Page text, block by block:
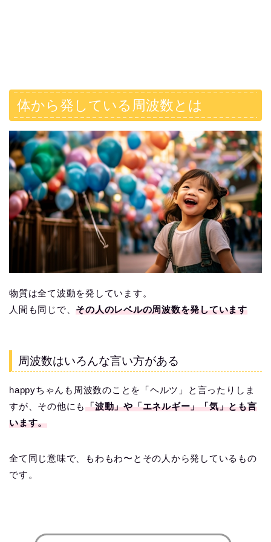
体から発している周波数とは
物質は全て波動を発しています。
人間も同じで、その人のレベルの周波数を発しています
周波数はいろんな言い方がある
happyちゃんも周波数のことを「ヘルツ」と言ったりしま
すが、その他にも「波動」や「エネルギー」「気」とも言
います。
全て同じ意味で、もわもわ〜とその人から発しているもの
です。